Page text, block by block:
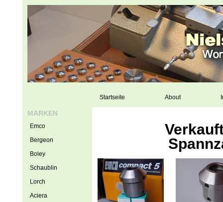
Startseite About
MARKEN
Emco
Bergeon
Boley
Schaublin
Lorch
Aciera